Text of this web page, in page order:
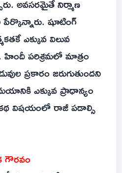
అవసరమైతే నిర్మాణ
షూటింగ్
ఎక్కువ విలువ
హిందీ పరిశ్రమలో మాత్రం
ప్రకారం జరుగుతుందని
ఎక్కువ ప్రాధాన్యం
కథ విషయంలో రాజీ పడాల్సి
గౌరవం